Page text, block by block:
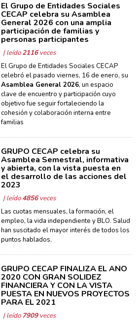
El Grupo de Entidades Sociales
CECAP celebra su Asamblea
General 2026 con una amplia
participación de familias y
personas participantes
| leído2116veces
El Grupo de Entidades Sociales CECAP
celebró el pasado viernes, 16 de enero, su
Asamblea General 2026, un espacio
clave de encuentro y participación cuyo
objetivo fue seguir fortaleciendo la
cohesión y colaboración interna entre
familias
GRUPO CECAP celebra su
Asamblea Semestral, informativa
y abierta, con la vista puesta en
el desarrollo de las acciones del
2023
| leído4856veces
Las cuotas mensuales, la formación, el
empleo, la vida independiente y BLO. Salud
han suscitado el mayor interés de todos los
puntos hablados.
GRUPO CECAP FINALIZA EL AÑO
2020 CON GRAN SOLIDEZ
FINANCIERA Y CON LA VISTA
PUESTA EN NUEVOS PROYECTOS
PARA EL 2021
| leído7909veces